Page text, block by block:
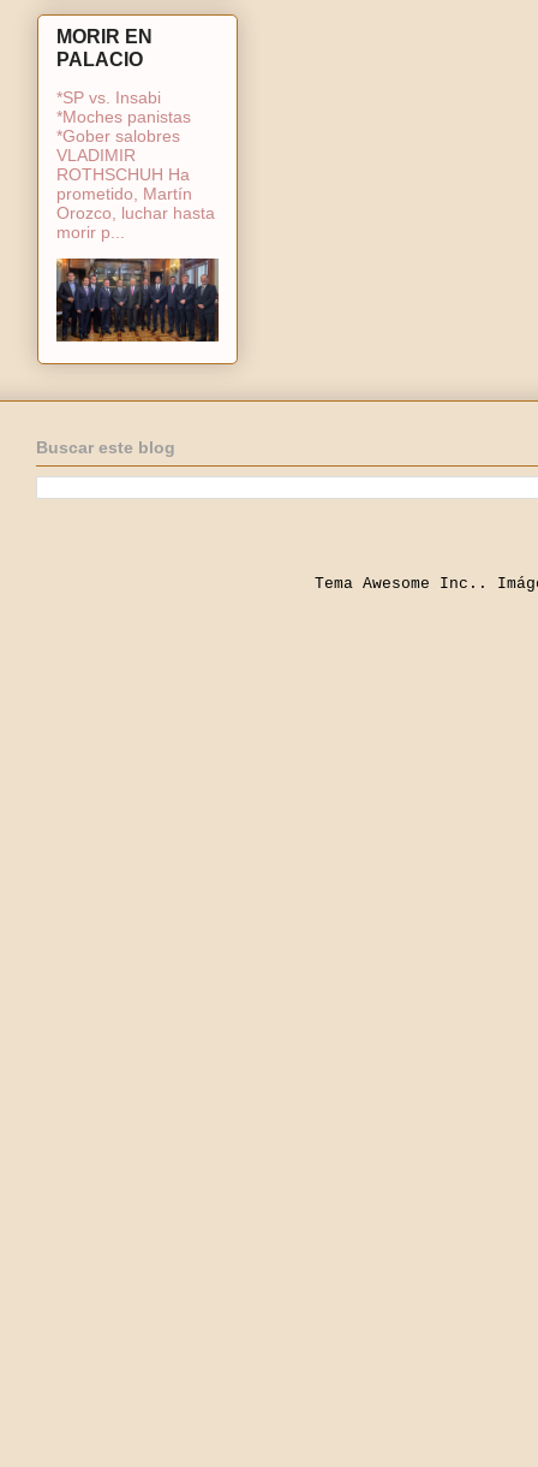
MORIR EN
PALACIO
*SP vs. Insabi
*Moches panistas
*Gober salobres
VLADIMIR
ROTHSCHUH Ha
prometido, Martín
Orozco, luchar hasta
morir p...
Buscar este blog
Tema Awesome Inc..